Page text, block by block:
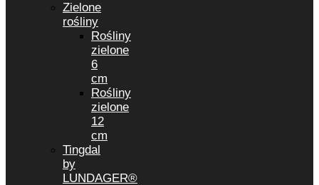
Zielone
rośliny
Rośliny
zielone
6
cm
Rośliny
zielone
12
cm
Tingdal
by
LUNDAGER®